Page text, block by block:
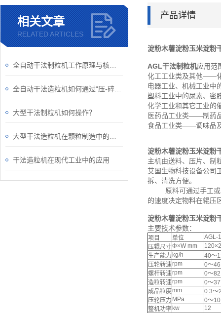
相关文章
RELATED ARTICLES
大型干法制粒机如何操作？
干法造粒机在现代工业中的应用
产品详情
淀粉木薯淀粉玉米淀粉
AGL干法制粒机应用范
化工工业类及其他——
电器工业、机械工业中
塑料工业中的尿素、密
化学工业和其它工业的
医药品工业类——制药
食品工业类——调味品
淀粉木薯淀粉玉米淀粉
主机由送料、压片、制
艾国生物科技设备公司
拆、清洗方便。
原料可通过手工或真
的速度决定物料在辊压
淀粉木薯淀粉玉米淀粉
主要技术参数：
项目 单位
AGL-
压辊尺寸Φ×W mm
生产能力 kg/h
40～
压轮转速rpm
0～
螺杆转速rpm
0～
造粒转速rpm
0～
成品粒度mm
0.3～
压轮压力 MPa
0～10
整机功率 kw
12